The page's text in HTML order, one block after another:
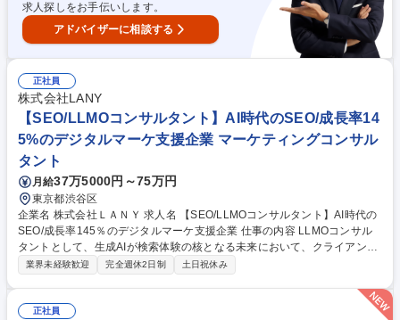
求人探しをお手伝いします。
アドバイザーに相談する
正社員
株式会社LANY
【SEO/LLMOコンサルタント】AI時代のSEO/成長率14
5%のデジタルマーケ支援企業 マーケティングコンサル
タント
月給37万5000円～75万円
東京都渋谷区
企業名 株式会社ＬＡＮＹ 求人名 【SEO/LLMOコンサルタント】AI時代の
SEO/成長率145％のデジタルマーケ支援企業 仕事の内容 LLMOコンサル
タントとして、生成AIが検索体験の核となる未来において、クライアント
のビジネスがユーザーから「見つけられ、選ばれる」ための新しい最適化
ズム・ユーザー行動分析 ■AIが参照・生成する情報源の最適化 ■AIの回答
精度と品質を高めるための内部施策の設計・提案 ■クライアントの事業戦
業界未経験歓迎 完全週休2日制 土日祝休み
正社員